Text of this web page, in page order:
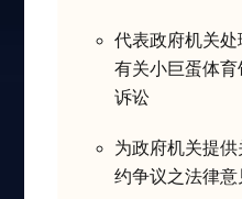
代表政府机关
有关小巨蛋体
诉讼
为政府机关提
约争议之法律意